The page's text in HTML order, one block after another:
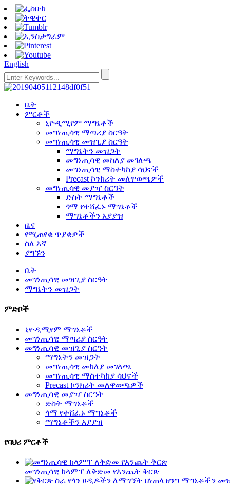
English
ቤት
ምርቶች
ኒዮዲሚየም ማግኔቶች
መግነጢሳዊ ማጣሪያ ስርዓት
መግነጢሳዊ መዝጊያ ስርዓት
ማግኔትን መዝጋት
መግነጢሳዊ መከለያ መገለጫ
መግነጢሳዊ ማስተካከያ ሳህኖች
Precast ኮንክሪት መለዋወጫዎች
መግነጢሳዊ መያዣ ስርዓት
ድስት ማግኔቶች
ጎማ የተሸፈኑ ማግኔቶች
ማግኔቶችን አያያዝ
ዜና
የሚጠየቁ ጥያቄዎች
ስለ እኛ
ያግኙን
ቤት
መግነጢሳዊ መዝጊያ ስርዓት
ማግኔትን መዝጋት
ምድቦች
ኒዮዲሚየም ማግኔቶች
መግነጢሳዊ ማጣሪያ ስርዓት
መግነጢሳዊ መዝጊያ ስርዓት
ማግኔትን መዝጋት
መግነጢሳዊ መከለያ መገለጫ
መግነጢሳዊ ማስተካከያ ሳህኖች
Precast ኮንክሪት መለዋወጫዎች
መግነጢሳዊ መያዣ ስርዓት
ድስት ማግኔቶች
ጎማ የተሸፈኑ ማግኔቶች
ማግኔቶችን አያያዝ
የባህሪ ምርቶች
መግነጢሳዊ ክላምፕ ለቅድመ የእንጨት ቅርጽ